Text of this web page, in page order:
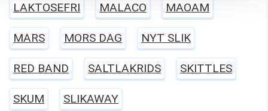
LAKTOSEFRI MALACO MAOAM
MARS MORS DAG NYT SLIK
RED BAND SALTLAKRIDS SKITTLES
SKUM SLIKAWAY